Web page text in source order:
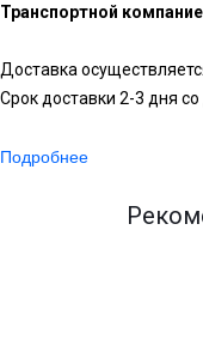
Транспортной
Доставка
Срок доставки 2-3 дня со
Подробнее